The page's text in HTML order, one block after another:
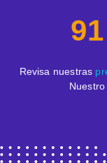
Revisa nuestras